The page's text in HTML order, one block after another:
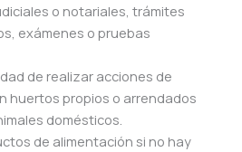
o notariales, trámites
exámenes o pruebas
de realizar acciones de
huertos propios o arrendados
domésticos.
de alimentación si no hay